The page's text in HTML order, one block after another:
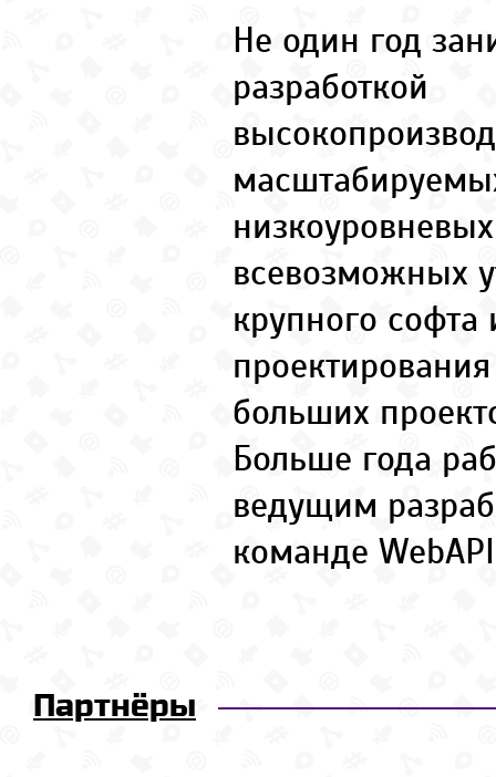
Не один год
разработкой
всевозможных
крупного софта
больших
Больше года
ведущим
команде
Партнёры